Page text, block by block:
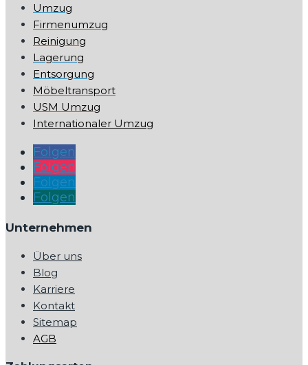
Umzug
Firmenumzug
Reinigung
Lagerung
Entsorgung
Möbeltransport
USM Umzug
Internationaler Umzug
Folgen
Folgen
Folgen
Folgen
Unternehmen
Über uns
Blog
Karriere
Kontakt
Sitemap
AGB